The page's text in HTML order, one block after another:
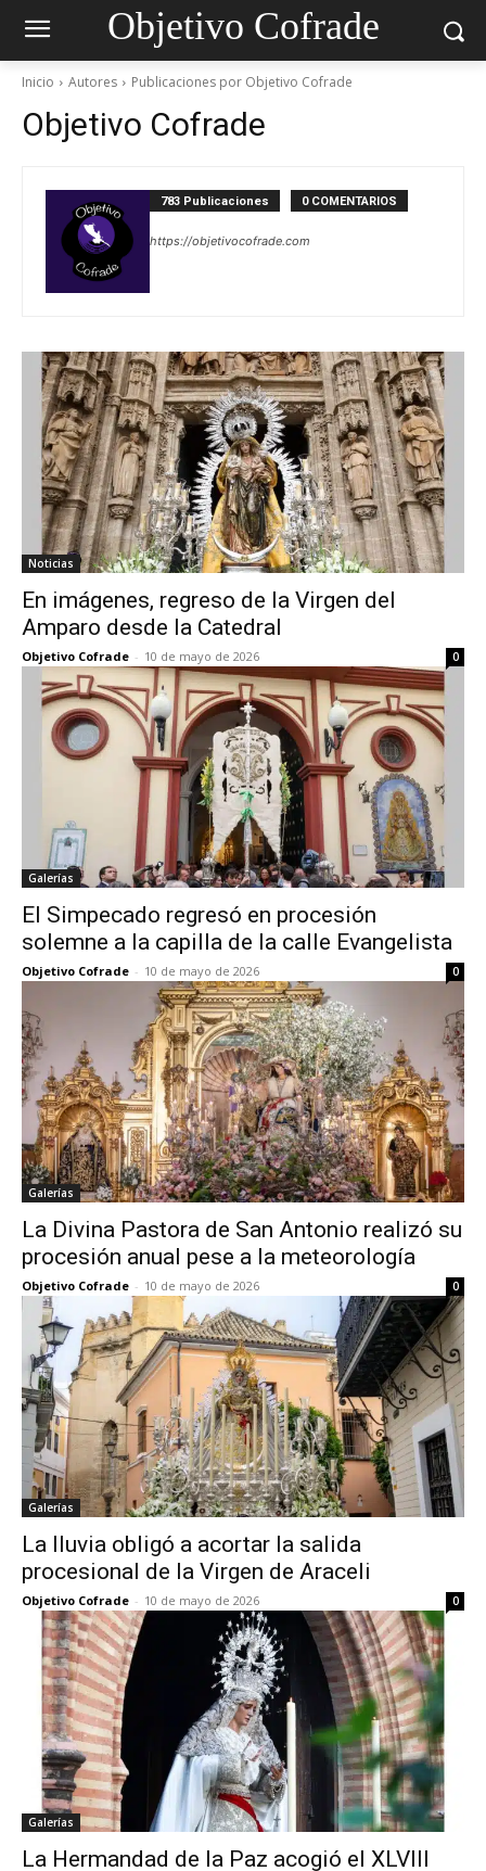
Objetivo Cofrade
Inicio Autores Publicaciones por Objetivo Cofrade
Objetivo Cofrade
783 Publicaciones 0 COMENTARIOS
https://objetivocofrade.com
Noticias
En imágenes, regreso de la Virgen del
Amparo desde la Catedral
Objetivo Cofrade - 10 de mayo de 2026 0
Galerías
El Simpecado regresó en procesión
solemne a la capilla de la calle Evangelista
Objetivo Cofrade - 10 de mayo de 2026 0
Galerías
La Divina Pastora de San Antonio realizó su
procesión anual pese a la meteorología
Objetivo Cofrade - 10 de mayo de 2026 0
Galerías
La lluvia obligó a acortar la salida
procesional de la Virgen de Araceli
Objetivo Cofrade - 10 de mayo de 2026 0
Galerías
La Hermandad de la Paz acogió el XLVIII